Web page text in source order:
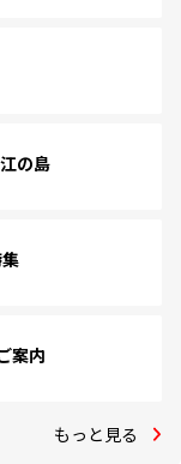
の島
案内
もっと見る